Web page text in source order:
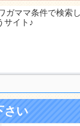
ガママ条件で検索
サイト♪
さい